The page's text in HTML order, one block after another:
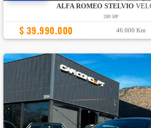
ALFA ROMEO STELVIO
280 HP
$ 39.990.000 46.000 Km